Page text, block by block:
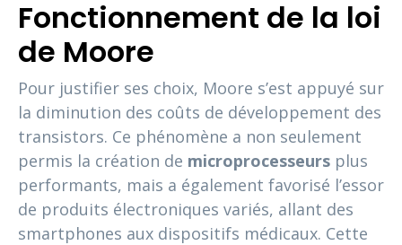
Fonctionnement de la loi
de Moore
Pour justifier ses choix, Moore s’est appuyé sur
la diminution des coûts de développement des
transistors. Ce phénomène a non seulement
permis la création de microprocesseurs plus
performants, mais a également favorisé l’essor
de produits électroniques variés, allant des
smartphones aux dispositifs médicaux. Cette